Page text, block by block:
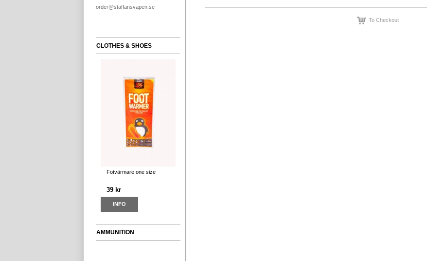
order@staffansvapen.se
CLOTHES & SHOES
Fotvärmare one size
39 kr
INFO
AMMUNITION
To Checkout